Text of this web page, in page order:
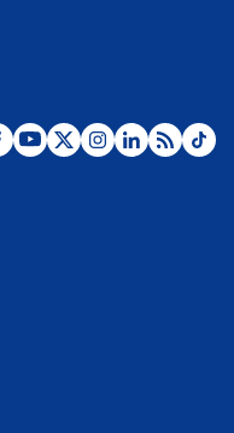
Posesión de Abelardo